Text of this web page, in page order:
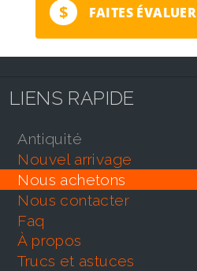
$ FAITES ÉVALUER
LIENS RAPIDE
antiquité
nouvel arrivage
nous achetons
nous contacter
faq
À propos
trucs et astuces